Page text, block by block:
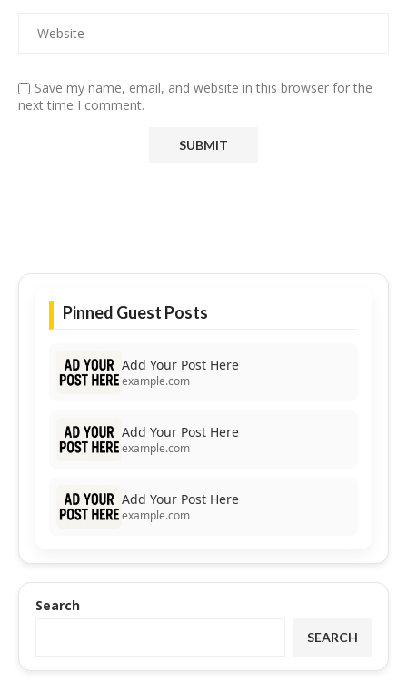
Save my name, email, and website in this browser for the
next time I comment.
Pinned Guest Posts
Add Your Post Here
example.com
Add Your Post Here
example.com
Add Your Post Here
example.com
Search
SEARCH